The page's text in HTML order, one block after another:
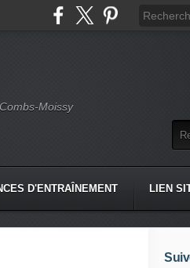
Moissy
D'ENTRAÎNEMENT LIEN